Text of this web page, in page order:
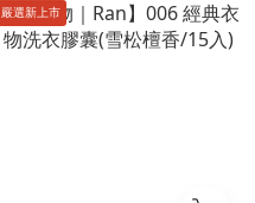
嚴選新上市